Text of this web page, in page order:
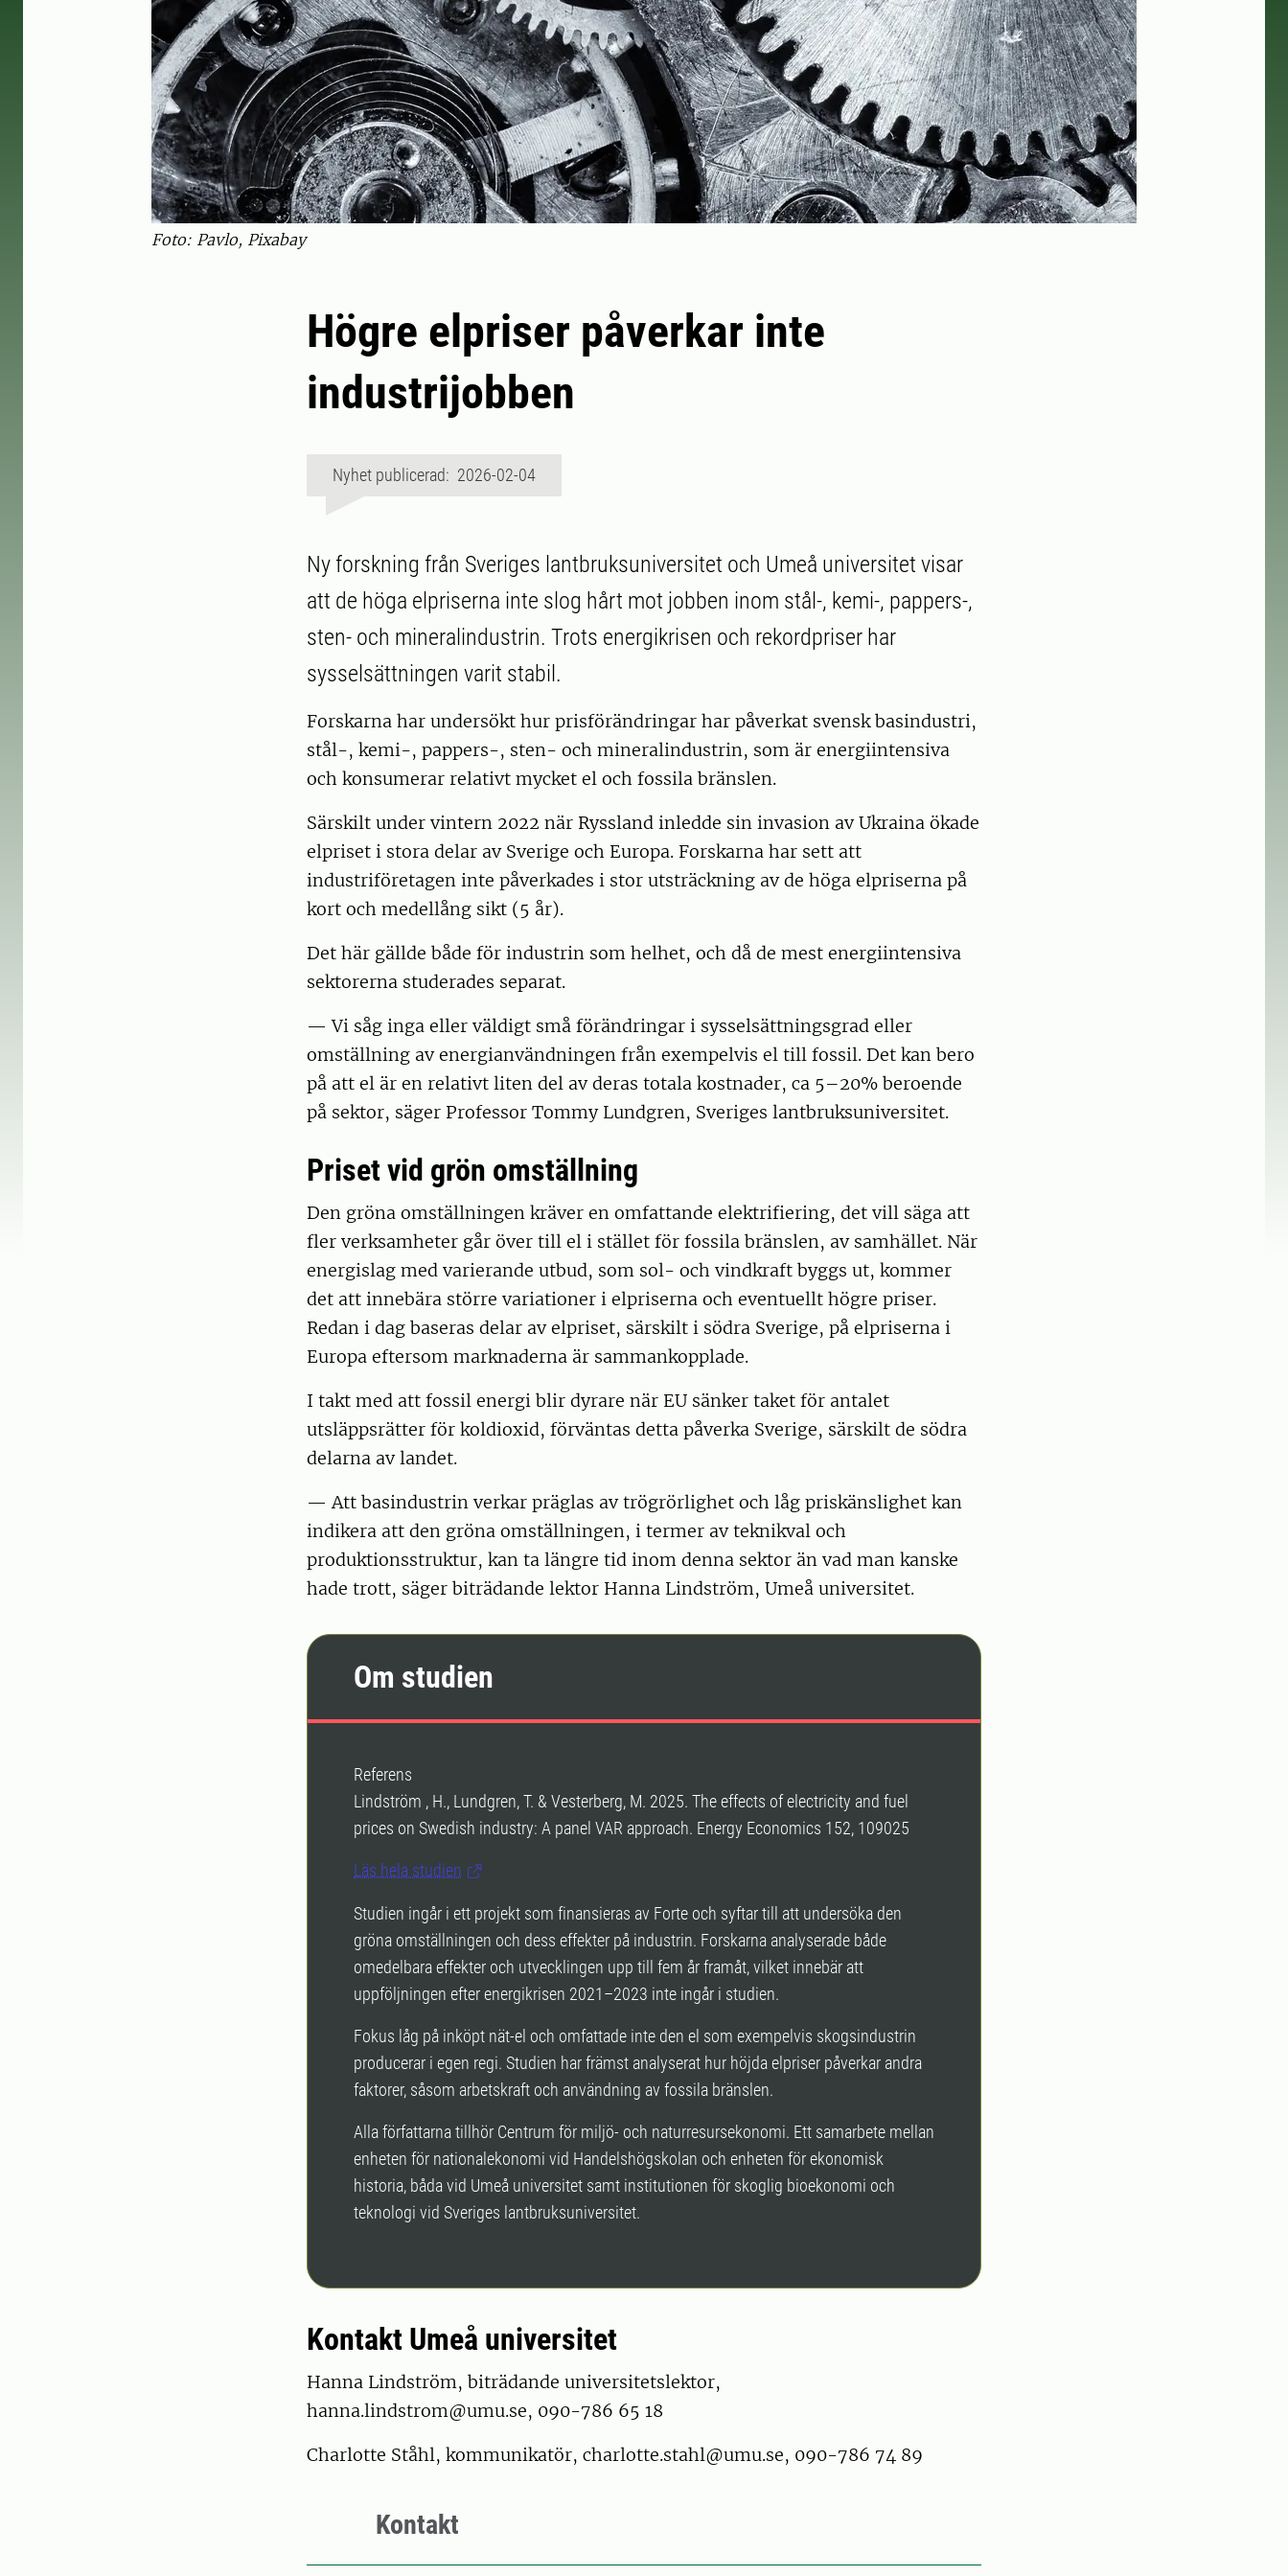
Foto: Pavlo, Pixabay
Högre elpriser påverkar inte
industrijobben
Nyhet publicerad: 2026-02-04
Ny forskning från Sveriges lantbruksuniversitet och Umeå universitet visar
att de höga elpriserna inte slog hårt mot jobben inom stål-, kemi-, pappers-,
sten- och mineralindustrin. Trots energikrisen och rekordpriser har
sysselsättningen varit stabil.
Forskarna har undersökt hur prisförändringar har påverkat svensk basindustri,
stål-, kemi-, pappers-, sten- och mineralindustrin, som är energiintensiva
och konsumerar relativt mycket el och fossila bränslen.
Särskilt under vintern 2022 när Ryssland inledde sin invasion av Ukraina ökade
elpriset i stora delar av Sverige och Europa. Forskarna har sett att
industriföretagen inte påverkades i stor utsträckning av de höga elpriserna på
kort och medellång sikt (5 år).
Det här gällde både för industrin som helhet, och då de mest energiintensiva
sektorerna studerades separat.
— Vi såg inga eller väldigt små förändringar i sysselsättningsgrad eller
omställning av energianvändningen från exempelvis el till fossil. Det kan bero
på att el är en relativt liten del av deras totala kostnader, ca 5–20% beroende
på sektor, säger Professor Tommy Lundgren, Sveriges lantbruksuniversitet.
Priset vid grön omställning
Den gröna omställningen kräver en omfattande elektrifiering, det vill säga att
fler verksamheter går över till el i stället för fossila bränslen, av samhället. När
energislag med varierande utbud, som sol- och vindkraft byggs ut, kommer
det att innebära större variationer i elpriserna och eventuellt högre priser.
Redan i dag baseras delar av elpriset, särskilt i södra Sverige, på elpriserna i
Europa eftersom marknaderna är sammankopplade.
I takt med att fossil energi blir dyrare när EU sänker taket för antalet
utsläppsrätter för koldioxid, förväntas detta påverka Sverige, särskilt de södra
delarna av landet.
— Att basindustrin verkar präglas av trögrörlighet och låg priskänslighet kan
indikera att den gröna omställningen, i termer av teknikval och
produktionsstruktur, kan ta längre tid inom denna sektor än vad man kanske
hade trott, säger biträdande lektor Hanna Lindström, Umeå universitet.
Om studien
Referens
Lindström , H., Lundgren, T. & Vesterberg, M. 2025. The effects of electricity and fuel
prices on Swedish industry: A panel VAR approach. Energy Economics 152, 109025
Läs hela studien
Studien ingår i ett projekt som finansieras av Forte och syftar till att undersöka den
gröna omställningen och dess effekter på industrin. Forskarna analyserade både
omedelbara effekter och utvecklingen upp till fem år framåt, vilket innebär att
uppföljningen efter energikrisen 2021–2023 inte ingår i studien.
Fokus låg på inköpt nät-el och omfattade inte den el som exempelvis skogsindustrin
producerar i egen regi. Studien har främst analyserat hur höjda elpriser påverkar andra
faktorer, såsom arbetskraft och användning av fossila bränslen.
Alla författarna tillhör Centrum för miljö- och naturresursekonomi. Ett samarbete mellan
enheten för nationalekonomi vid Handelshögskolan och enheten för ekonomisk
historia, båda vid Umeå universitet samt institutionen för skoglig bioekonomi och
teknologi vid Sveriges lantbruksuniversitet.
Kontakt Umeå universitet
Hanna Lindström, biträdande universitetslektor,
hanna.lindstrom@umu.se, 090-786 65 18
Charlotte Ståhl, kommunikatör, charlotte.stahl@umu.se, 090-786 74 89
Kontakt